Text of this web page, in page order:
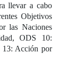
llevar a cabo
Objetivos
las Naciones
ODS 10:
13: Acción por